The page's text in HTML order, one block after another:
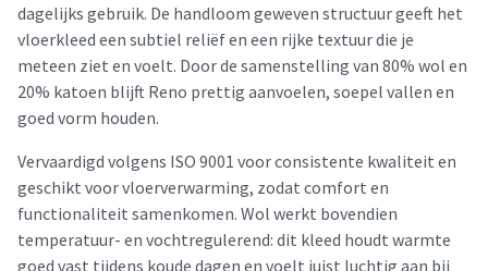
dagelijks gebruik. De handloom geweven structuur geeft het
vloerkleed een subtiel reliëf en een rijke textuur die je
meteen ziet en voelt. Door de samenstelling van 80% wol en
20% katoen blijft Reno prettig aanvoelen, soepel vallen en
goed vorm houden.
Vervaardigd volgens ISO 9001 voor consistente kwaliteit en
geschikt voor vloerverwarming, zodat comfort en
functionaliteit samenkomen. Wol werkt bovendien
temperatuur- en vochtregulerend: dit kleed houdt warmte
goed vast tijdens koude dagen en voelt juist luchtig aan bij